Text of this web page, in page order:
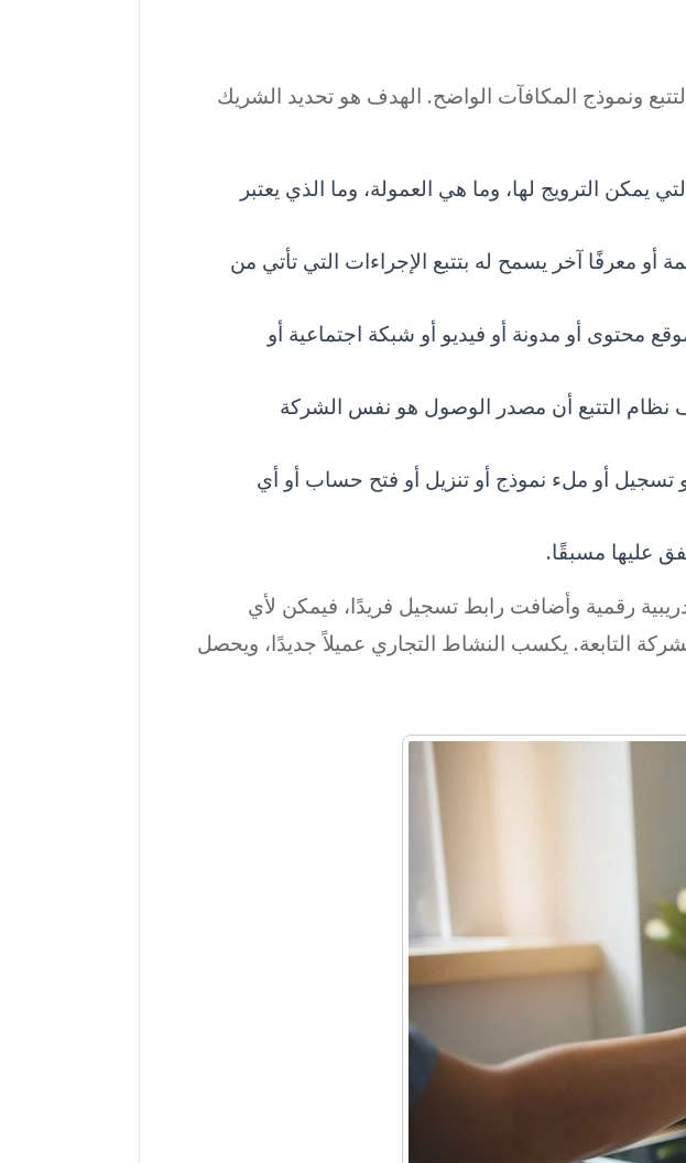
ونموذج المكافآت الواضح. الهدف هو تحديد الشريك
يمكن الترويج لها، وما هي العمولة، وما الذي يعتبر
أو معرفًا آخر يسمح له بتتبع الإجراءات التي تأتي من
محتوى أو مدونة أو فيديو أو شبكة اجتماعية أو
نظام التتبع أن مصدر الوصول هو نفس الشركة
تسجيل أو ملء نموذج أو تنزيل أو فتح حساب أو أي
عليها مسبقًا.
رقمية وأضافت رابط تسجيل فريدًا، فيمكن لأي
التابعة. يكسب النشاط التجاري عميلاً جديدًا، ويحصل